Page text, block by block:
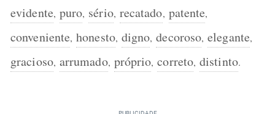
evidente, puro, sério, recatado, patente,
conveniente, honesto, digno, decoroso, elegante,
gracioso, arrumado, próprio, correto, distinto.